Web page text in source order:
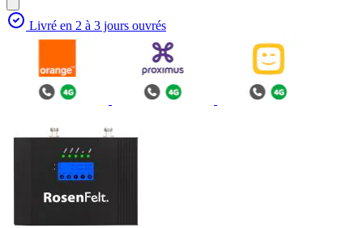
Livré en 2 à 3 jours ouvrés